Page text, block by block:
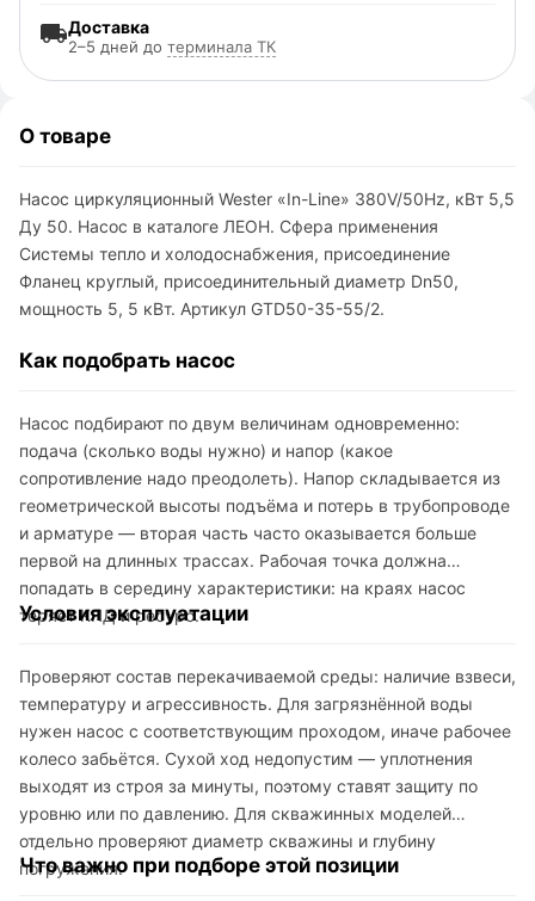
Доставка
2–5 дней до терминала ТК
О товаре
Насос циркуляционный Wester «In-Line» 380V/50Hz, кВт 5,5
Ду 50. Насос в каталоге ЛЕОН. Сфера применения
Системы тепло и холодоснабжения, присоединение
Фланец круглый, присоединительный диаметр Dn50,
мощность 5, 5 кВт. Артикул GTD50-35-55/2.
Как подобрать насос
Насос подбирают по двум величинам одновременно:
подача (сколько воды нужно) и напор (какое
сопротивление надо преодолеть). Напор складывается из
геометрической высоты подъёма и потерь в трубопроводе
и арматуре — вторая часть часто оказывается больше
первой на длинных трассах. Рабочая точка должна
попадать в середину характеристики: на краях насос
теряет КПД и ресурс.
Условия эксплуатации
Проверяют состав перекачиваемой среды: наличие взвеси,
температуру и агрессивность. Для загрязнённой воды
нужен насос с соответствующим проходом, иначе рабочее
колесо забьётся. Сухой ход недопустим — уплотнения
выходят из строя за минуты, поэтому ставят защиту по
уровню или по давлению. Для скважинных моделей
отдельно проверяют диаметр скважины и глубину
погружения.
Что важно при подборе этой позиции